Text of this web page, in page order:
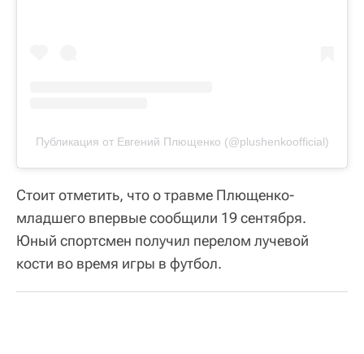
Публикация от Евгений Плющенко (@plushenkoofficial)
Стоит отметить, что о травме Плющенко-
младшего впервые сообщили 19 сентября.
Юный спортсмен получил перелом лучевой
кости во время игры в футбол.